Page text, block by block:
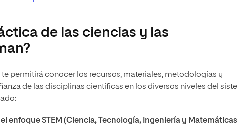
de las ciencias y las
te permitirá conocer los recursos, materiales, metodologías y
de las disciplinas científicas en los diversos niveles del
enfoque STEM (Ciencia, Tecnología, Ingeniería y